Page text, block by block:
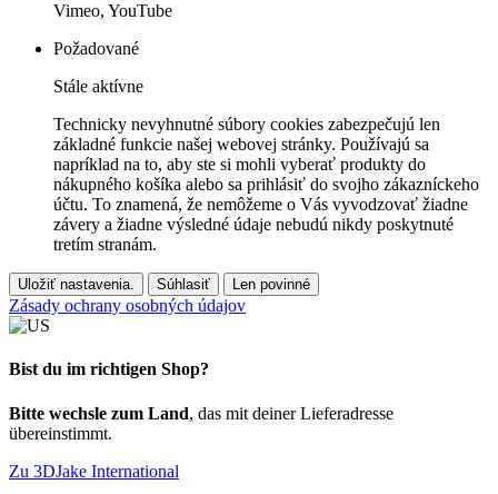
Vimeo, YouTube
Požadované
Stále aktívne
Technicky nevyhnutné súbory cookies zabezpečujú len
základné funkcie našej webovej stránky. Používajú sa
napríklad na to, aby ste si mohli vyberať produkty do
nákupného košíka alebo sa prihlásiť do svojho zákazníckeho
účtu. To znamená, že nemôžeme o Vás vyvodzovať žiadne
závery a žiadne výsledné údaje nebudú nikdy poskytnuté
tretím stranám.
Uložiť nastavenia. Súhlasiť Len povinné
Zásady ochrany osobných údajov
Bist du im richtigen Shop?
Bitte wechsle zum Land, das mit deiner Lieferadresse
übereinstimmt.
Zu 3DJake International